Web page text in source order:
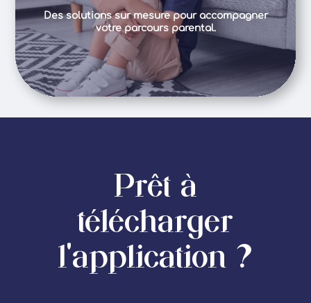
Des solutions sur mesure pour accompagner
votre parcours parental.
Prêt à
télécharger
l'application ?